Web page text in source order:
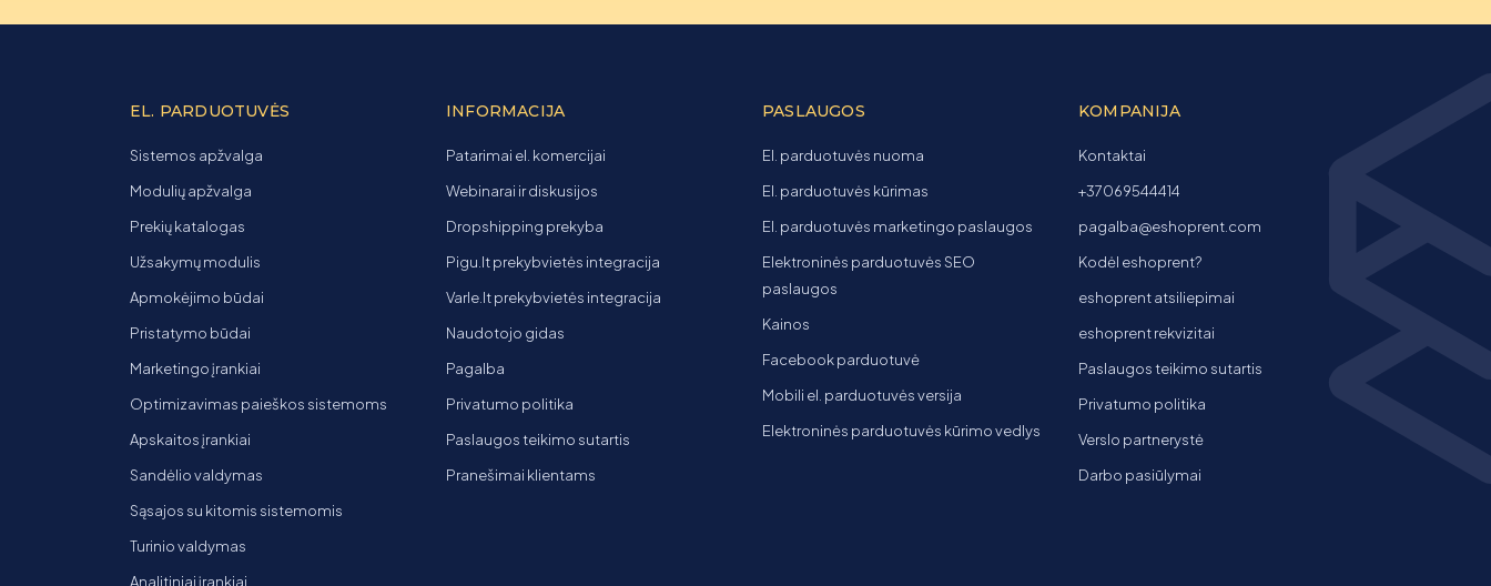
EL. PARDUOTUVĖS
Sistemos apžvalga
Modulių apžvalga
Prekių katalogas
Užsakymų modulis
Apmokėjimo būdai
Pristatymo būdai
Marketingo įrankiai
Optimizavimas paieškos sistemoms
Apskaitos įrankiai
Sandėlio valdymas
Sąsajos su kitomis sistemomis
Turinio valdymas
Analitiniai įrankiai
INFORMACIJA
Patarimai el. komercijai
Webinarai ir diskusijos
Dropshipping prekyba
Pigu.lt prekybvietės integracija
Varle.lt prekybvietės integracija
Naudotojo gidas
Pagalba
Privatumo politika
Paslaugos teikimo sutartis
Pranešimai klientams
PASLAUGOS
El. parduotuvės nuoma
El. parduotuvės kūrimas
El. parduotuvės marketingo paslaugos
Elektroninės parduotuvės SEO
paslaugos
Kainos
Facebook parduotuvė
Mobili el. parduotuvės versija
Elektroninės parduotuvės kūrimo vedlys
KOMPANIJA
Kontaktai
+37069544414
pagalba@eshoprent.com
Kodėl eshoprent?
eshoprent atsiliepimai
eshoprent rekvizitai
Paslaugos teikimo sutartis
Privatumo politika
Verslo partnerystė
Darbo pasiūlymai